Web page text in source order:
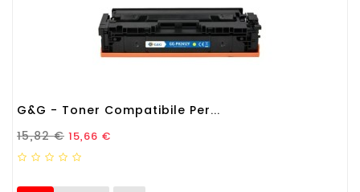
G&G - Toner Compatibile Per...
Prezzo Standard
15,82 € Prezzo
15,66 €